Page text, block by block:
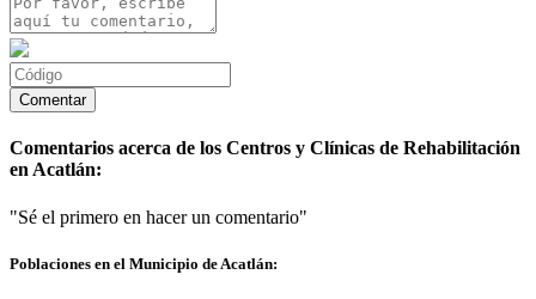
Comentarios acerca de los Centros y Clínicas de Rehabilitación
en Acatlán:
"Sé el primero en hacer un comentario"
Poblaciones en el Municipio de Acatlán: